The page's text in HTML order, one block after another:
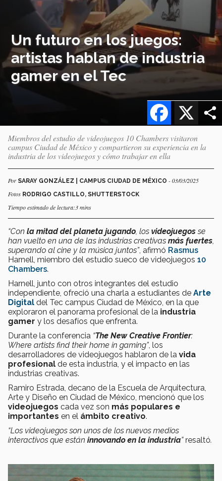
Un futuro en los juegos:
artistas hablan de industria
gamer en el Tec
X
Facebook
Miembros del estudio de videojuegos 10 Chambers visitaron
campus Ciudad de México y compartieron su experiencia en la
industria de los videojuegos y cómo trabajar en ella
Por SARAY GONZÁLEZ | CAMPUS CIUDAD DE MÉXICO - 03/03/2025
Fotos RODRIGO CASTILLO, SHUTTERSTOCK
Tiempo estimado de lectura:3 mins
“Con la mitad del planeta jugando , los videojuegosse
han vuelto en una de las industrias creativas más fuertes
superando al cine y la música juntos”, afirmó Rasmus
Harnell, miembro del estudio sueco de videojuegos 10
Chambers.
Harnell, junto con otros integrantes del estudio
independiente, ofreció una charla a estudiantes de Arte
Digital del Tec campus Ciudad de México, en la que
exploraron el panorama profesional de la industria
gamer y los desafíos que enfrenta.
Durante la conferencia “The New Creative Frontier:
Where artists find their home in gaming”, los
desarrolladores de videojuegos hablaron de la vida
profesional de esta industria, y el impacto en las
industrias creativas.
Ramiro Estrada, decano de la Escuela de Arquitectura,
Arte y Diseño en Ciudad de México, mencionó que los
videojuegos cada vez son más populares e
importantes en el ámbito creativo.
“Los videojuegos son unos de los nuevos medios
interactivos que están innovando en la industria”resaltó.